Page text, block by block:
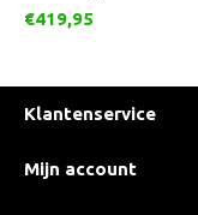
€419,95
Klantenservice
Mijn account